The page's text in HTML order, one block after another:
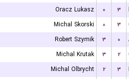
Oracz Lukasz
۰ ۳
Michal Skorski
۰ ۳
Robert Szymik
۳ ۰
Michal Krutak
۳ ۲
Michal Olbrycht
۲ ۳